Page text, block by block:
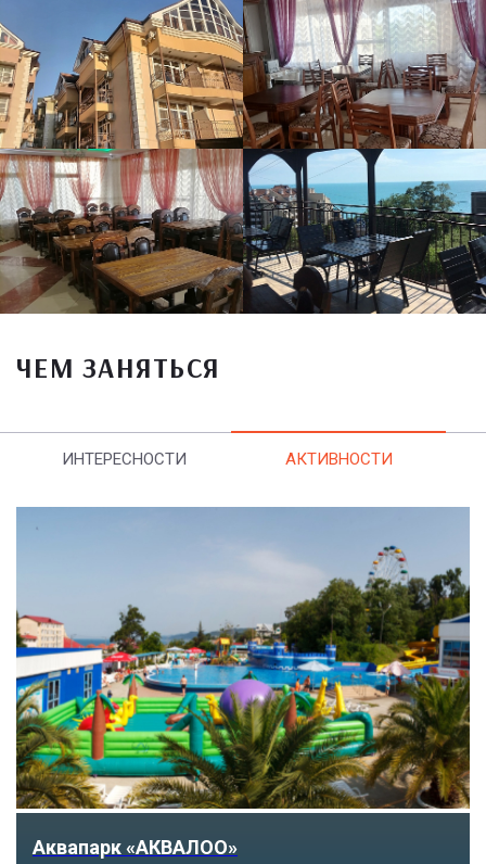
ЧЕМ ЗАНЯТЬСЯ
ИНТЕРЕСНОСТИ АКТИВНОСТИ
Аквапарк «АКВАЛОО»